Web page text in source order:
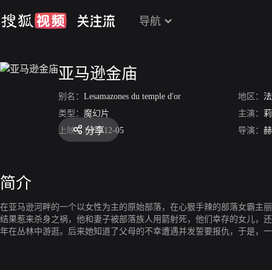
导航
亚马逊金庙
别名： Lesamazones du temple d'or 地区：
类型： 魔幻片 主演：
上映： 1987-12-05 导演：
分享
简介
在亚马逊河畔的一个以女性为主的原始部落，在心狠手辣的部落女霸主
结果惹来杀身之祸，他和妻子被部落族人用箭射死，他们幸存的女儿，
年在丛林中游逛。后来她知道了父母的不幸遭遇并发誓要报仇，于是